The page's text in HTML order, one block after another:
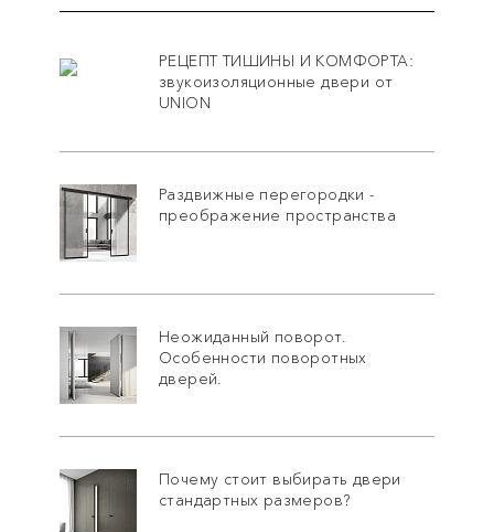
РЕЦЕПТ ТИШИНЫ И КОМФОРТА:
звукоизоляционные двери от
UNION
Раздвижные перегородки -
преображение пространства
Неожиданный поворот.
Особенности поворотных
дверей.
Почему стоит выбирать двери
стандартных размеров?